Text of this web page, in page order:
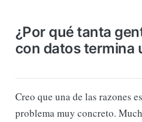
¿Por qué tanta
con datos termina
Creo que una de las razones
problema muy concreto.